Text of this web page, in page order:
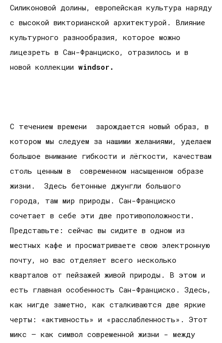
Силиконовой долины, европейская культура наряду
с высокой викторианской архитектурой. Влияние
культурного разнообразия, которое можно
лицезреть в Сан-Франциско, отразилось и в
новой коллекции windsor.
С течением времени зарождается новый образ, в
котором мы следуем за нашими желаниями, уделаем
большое внимание гибкости и лёгкости, качествам
столь ценным в современном насыщенном образе
жизни. Здесь бетонные джунгли большого
города, там мир природы. Сан-Франциско
сочетает в себе эти две противоположности.
Представьте: сейчас вы сидите в одном из
местных кафе и просматриваете свою электронную
почту, но вас отделяет всего несколько
кварталов от пейзажей живой природы. В этом и
есть главная особенность Сан-Франциско. Здесь,
как нигде заметно, как сталкиваются две яркие
черты: «активность» и «расслабленность». Этот
микс – как символ современной жизни - между